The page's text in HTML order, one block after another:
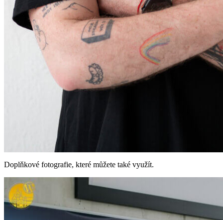
Doplňkové fotografie, které můžete také využít.